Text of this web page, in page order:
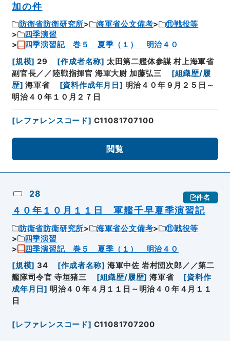
加の件
防衛省防衛研究所 海軍省公文備考
⑪戦役等
四季演習
四季演習記 巻５ 夏季（１） 明治４０
[規模] 29 [作成者名称] 太田第二艦体参謀 村上海軍省
副官長／／陸戦指揮官 海軍大尉 加藤弘三
[組織歴/履
歴] 海軍省 [資料作成年月日] 明治４０年９月２５日～
明治４０年１０月２７日
[レファレンスコード] C11081707100
閲覧
28 件名
４０年１０月１１日 軍艦千早夏季演習記
防衛省防衛研究所 海軍省公文備考
⑪戦役等
四季演習
四季演習記 巻５ 夏季（１） 明治４０
[規模] 34 [作成者名称] 海軍中佐 岩村団次郎／／第二
艦隊司令官 寺垣猪三
[組織歴/履歴] 海軍省 [資料作
成年月日] 明治４０年４月１１日～明治４０年４月１１
日
[レファレンスコード] C11081707200